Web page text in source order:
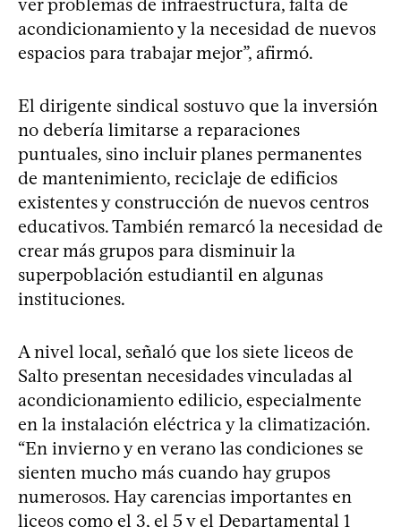
acondicionamiento y la necesidad de nuevos
espacios para trabajar mejor”, afirmó.
El dirigente sindical sostuvo que la inversión
no debería limitarse a reparaciones
puntuales, sino incluir planes permanentes
de mantenimiento, reciclaje de edificios
existentes y construcción de nuevos centros
educativos. También remarcó la necesidad de
crear más grupos para disminuir la
superpoblación estudiantil en algunas
instituciones.
A nivel local, señaló que los siete liceos de
Salto presentan necesidades vinculadas al
acondicionamiento edilicio, especialmente
en la instalación eléctrica y la climatización.
“En invierno y en verano las condiciones se
sienten mucho más cuando hay grupos
numerosos. Hay carencias importantes en
liceos como el 3, el 5 y el Departamental 1